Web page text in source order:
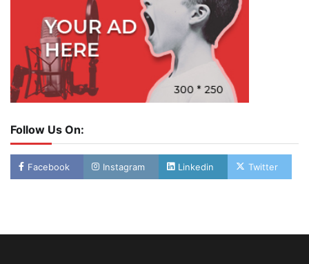
Follow Us On:
Facebook Instagram Linkedin Twitter